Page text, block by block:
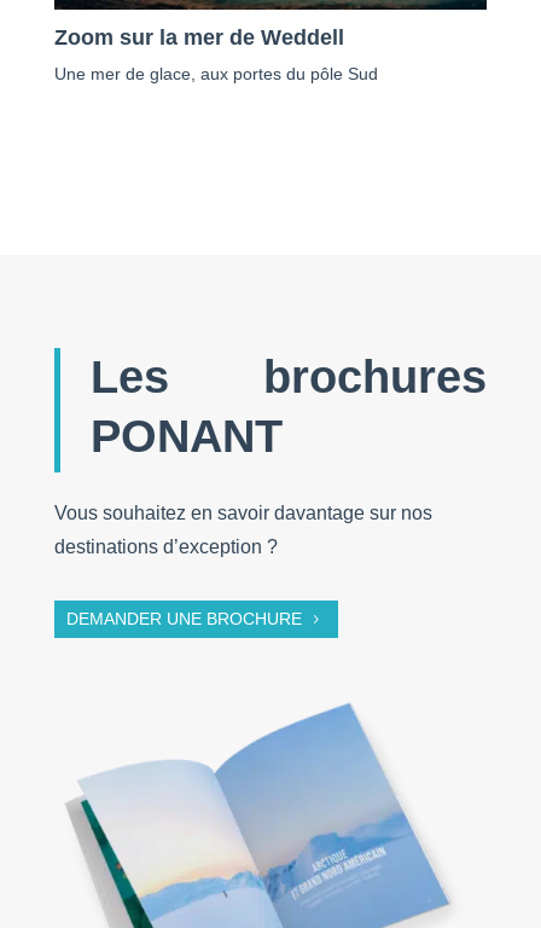
Zoom sur la mer de Weddell
Une mer de glace, aux portes du pôle Sud
Les brochures
PONANT
Vous souhaitez en savoir davantage sur nos
destinations d’exception ?
DEMANDER UNE BROCHURE